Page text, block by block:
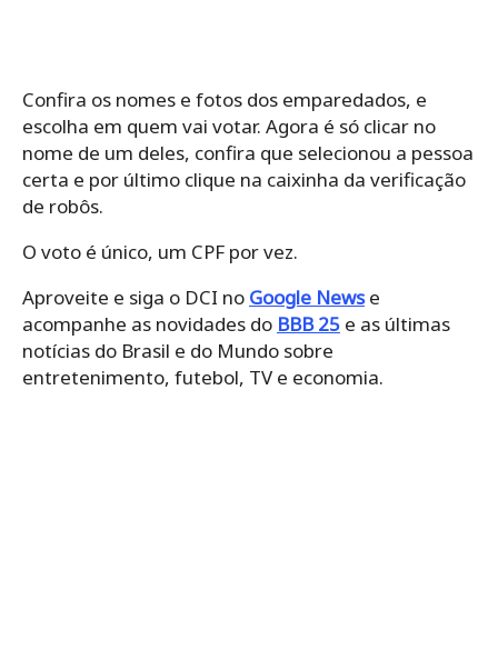
Confira os nomes e fotos dos emparedados, e
escolha em quem vai votar. Agora é só clicar no
nome de um deles, confira que selecionou a pessoa
certa e por último clique na caixinha da verificação
de robôs.
O voto é único, um CPF por vez.
Aproveite e siga o DCI no Google Newse
acompanhe as novidades do BBB 25 e as últimas
notícias do Brasil e do Mundo sobre
entretenimento, futebol, TV e economia.